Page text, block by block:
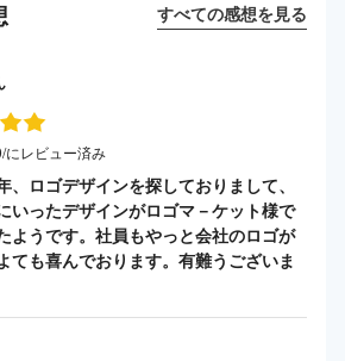
すべての感想を見る
にレビュー済み
、ロゴデザインを探しておりまして、
いったデザインがロゴマ－ケット様で
ようです。社員もやっと会社のロゴが
ても喜んでおります。有難うございま